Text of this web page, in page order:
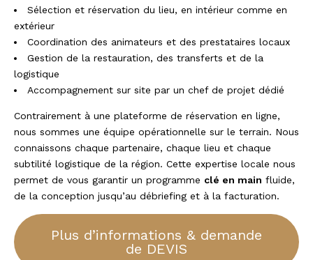
Sélection et réservation du lieu, en intérieur comme en
extérieur
Coordination des animateurs et des prestataires locaux
Gestion de la restauration, des transferts et de la
logistique
Accompagnement sur site par un chef de projet dédié
Contrairement à une plateforme de réservation en ligne,
nous sommes une équipe opérationnelle sur le terrain. Nous
connaissons chaque partenaire, chaque lieu et chaque
subtilité logistique de la région. Cette expertise locale nous
permet de vous garantir un programme clé en main fluide,
de la conception jusqu’au débriefing et à la facturation.
Plus d’informations & demande
de DEVIS